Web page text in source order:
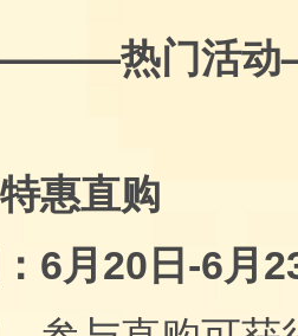
热门活
惠直购
6月20日-6月